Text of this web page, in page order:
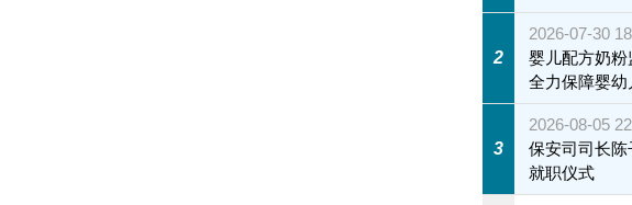
2
2026-07-30
婴儿配方奶
全力保障婴
3
2026-08-05
保安司司长
就职仪式